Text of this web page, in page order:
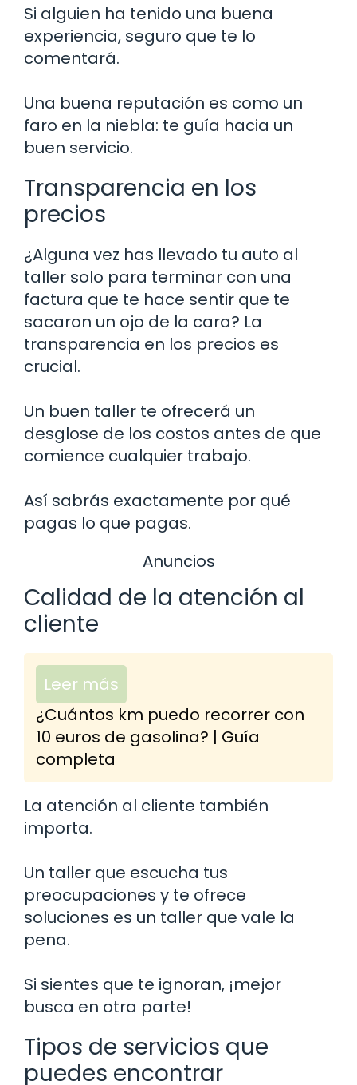
Si alguien ha tenido una buena
experiencia, seguro que te lo
comentará.
Una buena reputación es como un
faro en la niebla: te guía hacia un
buen servicio.
Transparencia en los
precios
¿Alguna vez has llevado tu auto al
taller solo para terminar con una
factura que te hace sentir que te
sacaron un ojo de la cara? La
transparencia en los precios es
crucial.
Un buen taller te ofrecerá un
desglose de los costos antes de que
comience cualquier trabajo.
Así sabrás exactamente por qué
pagas lo que pagas.
Anuncios
Calidad de la atención al
cliente
Leer más
¿Cuántos km puedo recorrer con
10 euros de gasolina? | Guía
completa
La atención al cliente también
importa.
Un taller que escucha tus
preocupaciones y te ofrece
soluciones es un taller que vale la
pena.
Si sientes que te ignoran, ¡mejor
busca en otra parte!
Tipos de servicios que
puedes encontrar